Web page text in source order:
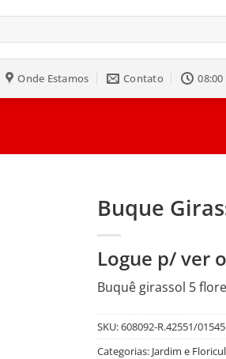
Onde Estamos Contato 08:00
Buque
Logue p/ ver
Buquê girassol 5
SKU:608092-R.42551/01545
Categorias: Jardim e